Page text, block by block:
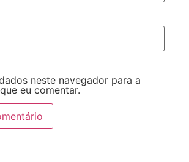
neste navegador para a
eu comentar.